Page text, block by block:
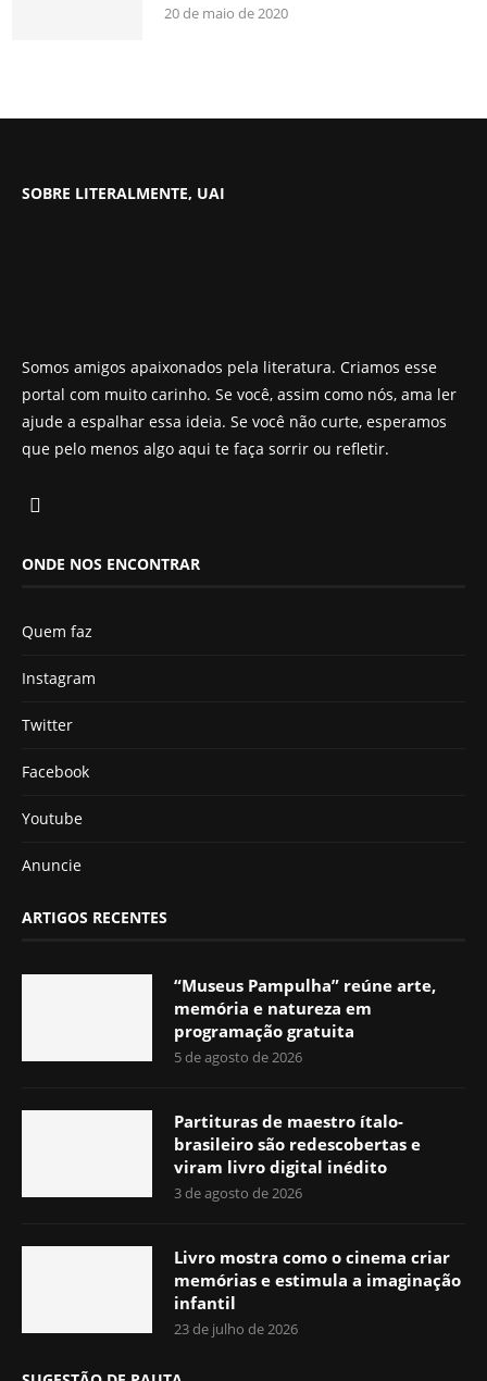
20 de maio de 2020
SOBRE LITERALMENTE, UAI
Somos amigos apaixonados pela literatura. Criamos esse
portal com muito carinho. Se você, assim como nós, ama ler
ajude a espalhar essa ideia. Se você não curte, esperamos
que pelo menos algo aqui te faça sorrir ou refletir.
ONDE NOS ENCONTRAR
Quem faz
Instagram
Twitter
Facebook
Youtube
Anuncie
ARTIGOS RECENTES
“Museus Pampulha” reúne arte,
memória e natureza em
programação gratuita
5 de agosto de 2026
Partituras de maestro ítalo-
brasileiro são redescobertas e
viram livro digital inédito
3 de agosto de 2026
Livro mostra como o cinema criar
memórias e estimula a imaginação
infantil
23 de julho de 2026